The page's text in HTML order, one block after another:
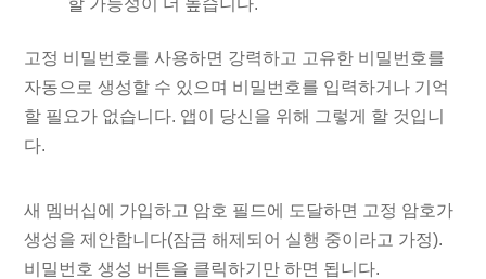
할 가능성이 더 높습니다.
고정 비밀번호를 사용하면 강력하고 고유한 비밀번호를
자동으로 생성할 수 있으며 비밀번호를 입력하거나 기억
할 필요가 없습니다. 앱이 당신을 위해 그렇게 할 것입니
다.
새 멤버십에 가입하고 암호 필드에 도달하면 고정 암호가
생성을 제안합니다(잠금 해제되어 실행 중이라고 가정).
비밀번호 생성 버튼을 클릭하기만 하면 됩니다.